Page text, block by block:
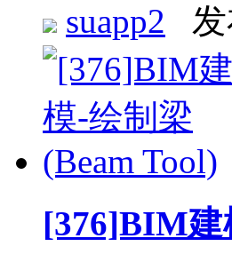
suapp2 发
[376]BIM建